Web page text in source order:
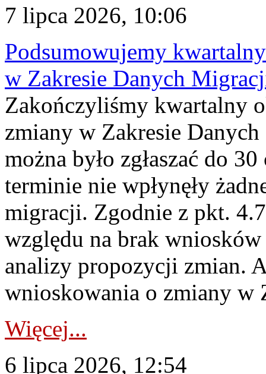
7 lipca 2026, 10:06
Podsumowujemy
w Zakresie Danych
Zakończyliśmy kwartalny
zmiany w Zakresie
można było zgłaszać do
terminie nie wpłynęły
migracji. Zgodnie z pkt.
względu na brak
analizy propozycji zmian.
wnioskowania o zmiany w
Więcej...
6 lipca 2026, 12:54